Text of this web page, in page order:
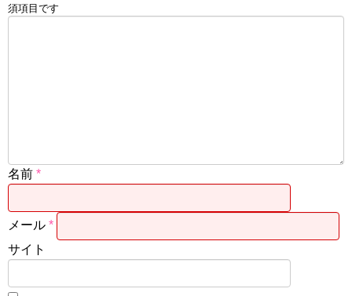
須項目です
名前 *
メール *
サイト